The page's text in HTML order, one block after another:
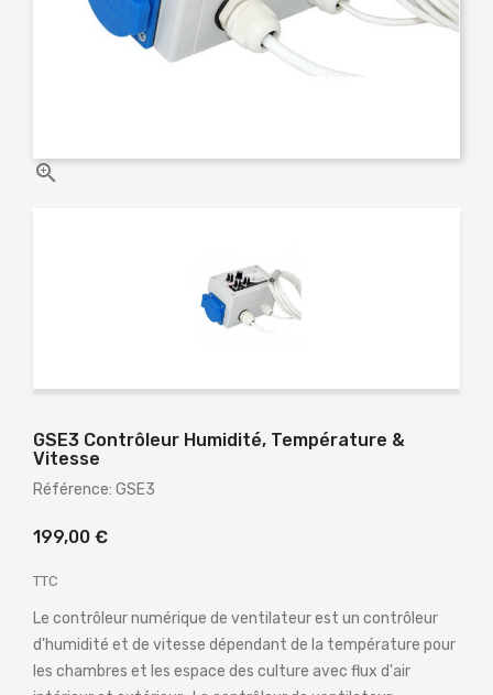

GSE3 Contrôleur Humidité, Température &
Vitesse
Référence: GSE3
199,00 €
TTC
Le contrôleur numérique de ventilateur est un contrôleur
d'humidité et de vitesse dépendant de la température pour
les chambres et les espace des culture avec flux d'air